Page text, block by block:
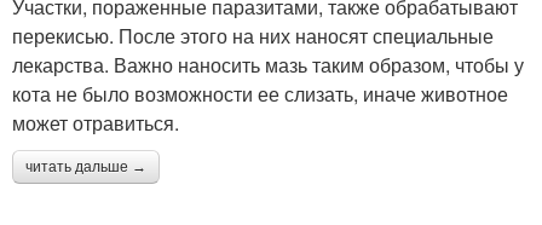
Участки, пораженные паразитами, также обрабатывают
перекисью. После этого на них наносят специальные
лекарства. Важно наносить мазь таким образом, чтобы у
кота не было возможности ее слизать, иначе животное
может отравиться.
читать дальше →